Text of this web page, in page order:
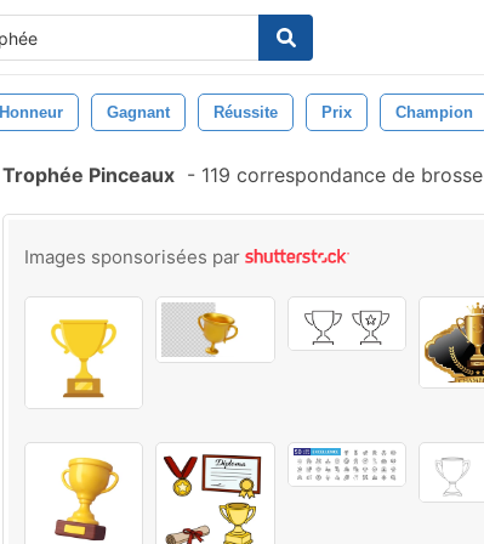
Honneur Gagnant Réussite Prix Champion
Trophée Pinceaux - 119 correspondance de brosse
Images sponsorisées par